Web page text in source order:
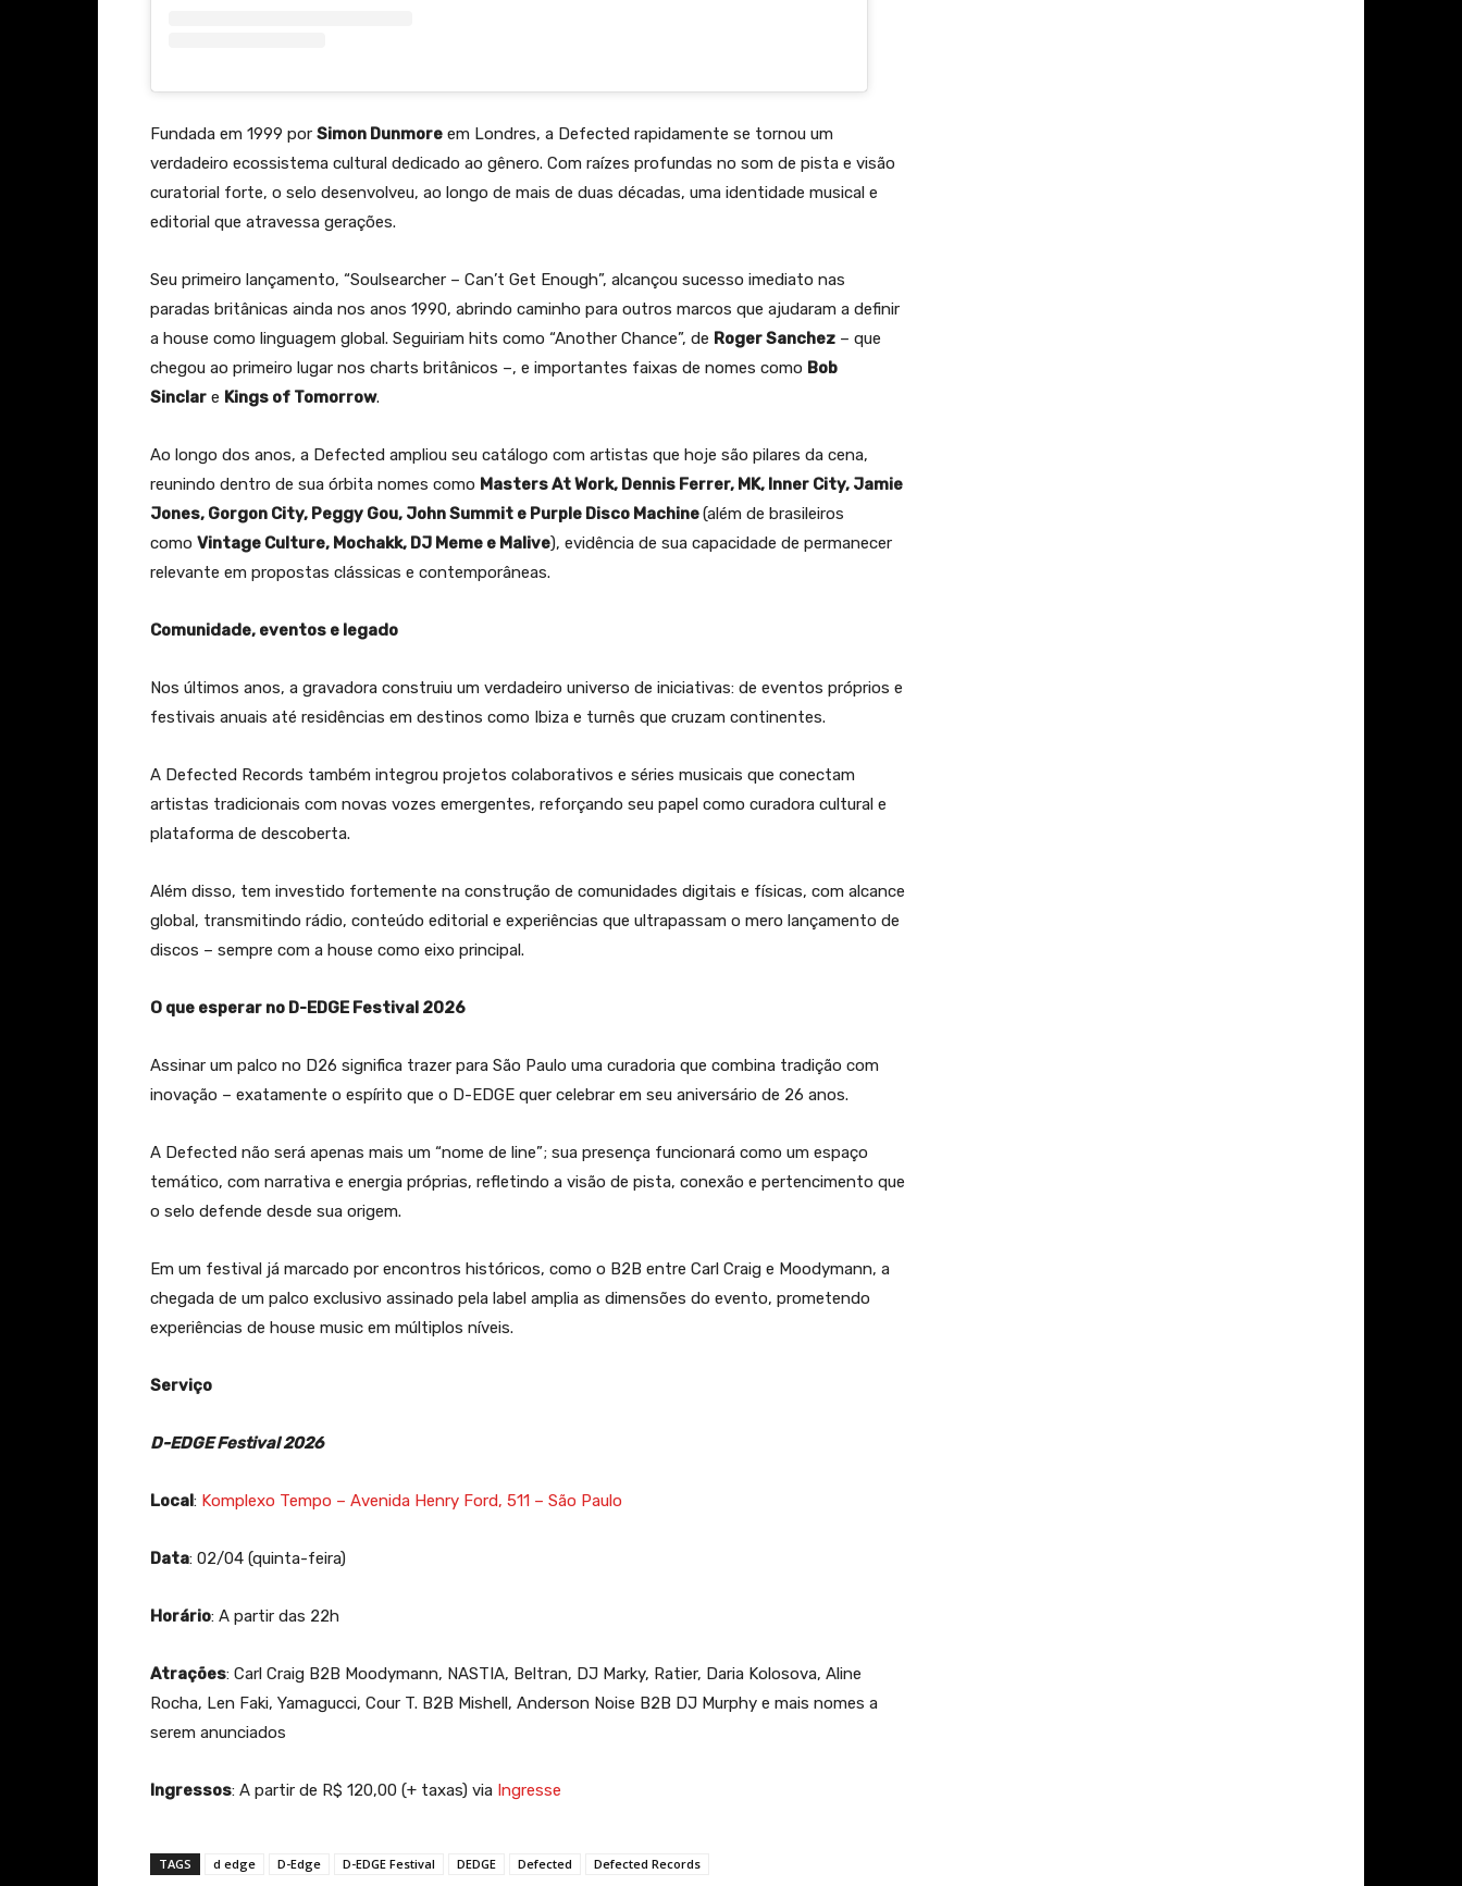
Fundada em 1999 por Simon Dunmore em Londres, a Defected rapidamente se tornou um
verdadeiro ecossistema cultural dedicado ao gênero. Com raízes profundas no som de pista e visão
curatorial forte, o selo desenvolveu, ao longo de mais de duas décadas, uma identidade musical e
editorial que atravessa gerações.
Seu primeiro lançamento, “Soulsearcher – Can’t Get Enough”, alcançou sucesso imediato nas
paradas britânicas ainda nos anos 1990, abrindo caminho para outros marcos que ajudaram a definir
a house como linguagem global. Seguiriam hits como “Another Chance”, de Roger Sanchez – que
chegou ao primeiro lugar nos charts britânicos –, e importantes faixas de nomes como Bob
Sinclar e Kings of Tomorrow.
Ao longo dos anos, a Defected ampliou seu catálogo com artistas que hoje são pilares da cena,
reunindo dentro de sua órbita nomes como Masters At Work, Dennis Ferrer, MK, Inner City, Jamie
Jones, Gorgon City, Peggy Gou, John Summit e Purple Disco Machine(além de brasileiros
como Vintage Culture, Mochakk, DJ Meme e Malive), evidência de sua capacidade de permanecer
relevante em propostas clássicas e contemporâneas.
Comunidade, eventos e legado
Nos últimos anos, a gravadora construiu um verdadeiro universo de iniciativas: de eventos próprios e
festivais anuais até residências em destinos como Ibiza e turnês que cruzam continentes.
A Defected Records também integrou projetos colaborativos e séries musicais que conectam
artistas tradicionais com novas vozes emergentes, reforçando seu papel como curadora cultural e
plataforma de descoberta.
Além disso, tem investido fortemente na construção de comunidades digitais e físicas, com alcance
global, transmitindo rádio, conteúdo editorial e experiências que ultrapassam o mero lançamento de
discos – sempre com a house como eixo principal.
O que esperar no D-EDGE Festival 2026
Assinar um palco no D26 significa trazer para São Paulo uma curadoria que combina tradição com
inovação – exatamente o espírito que o D-EDGE quer celebrar em seu aniversário de 26 anos.
A Defected não será apenas mais um “nome de line”; sua presença funcionará como um espaço
temático, com narrativa e energia próprias, refletindo a visão de pista, conexão e pertencimento que
o selo defende desde sua origem.
Em um festival já marcado por encontros históricos, como o B2B entre Carl Craig e Moodymann, a
chegada de um palco exclusivo assinado pela label amplia as dimensões do evento, prometendo
experiências de house music em múltiplos níveis.
Serviço
D-EDGE Festival 2026
Local: Komplexo Tempo – Avenida Henry Ford, 511 – São Paulo
Data: 02/04 (quinta-feira)
Horário: A partir das 22h
Atrações: Carl Craig B2B Moodymann, NASTIA, Beltran, DJ Marky, Ratier, Daria Kolosova, Aline
Rocha, Len Faki, Yamagucci, Cour T. B2B Mishell, Anderson Noise B2B DJ Murphy e mais nomes a
serem anunciados
Ingressos: A partir de R$ 120,00 (+ taxas) via Ingresse
TAGS d edge D-Edge D-EDGE Festival DEDGE Defected Defected Records